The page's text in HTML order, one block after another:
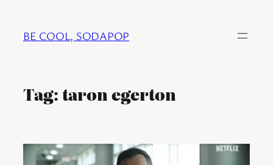
BE COOL, SODAPOP
Tag:taron egerton